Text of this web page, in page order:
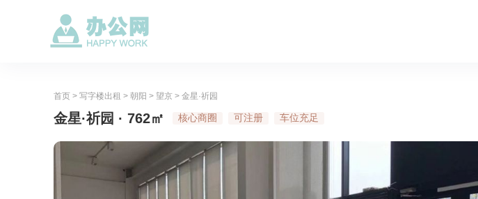
首页 > 写字楼出租 > 朝阳 > 望京 > 金星·祈园
金星·祈园 · 762㎡ 核心商圈 可注册 车位充足